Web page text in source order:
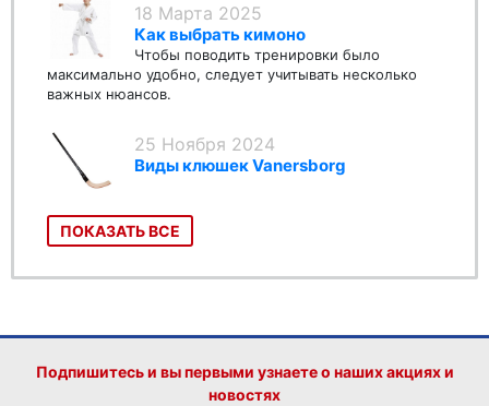
18 Марта 2025
Как выбрать кимоно
Чтобы поводить тренировки было
максимально удобно, следует учитывать несколько
важных нюансов.
25 Ноября 2024
Виды клюшек Vanersborg
ПОКАЗАТЬ ВСЕ
Подпишитесь и вы первыми узнаете о наших акциях и
новостях